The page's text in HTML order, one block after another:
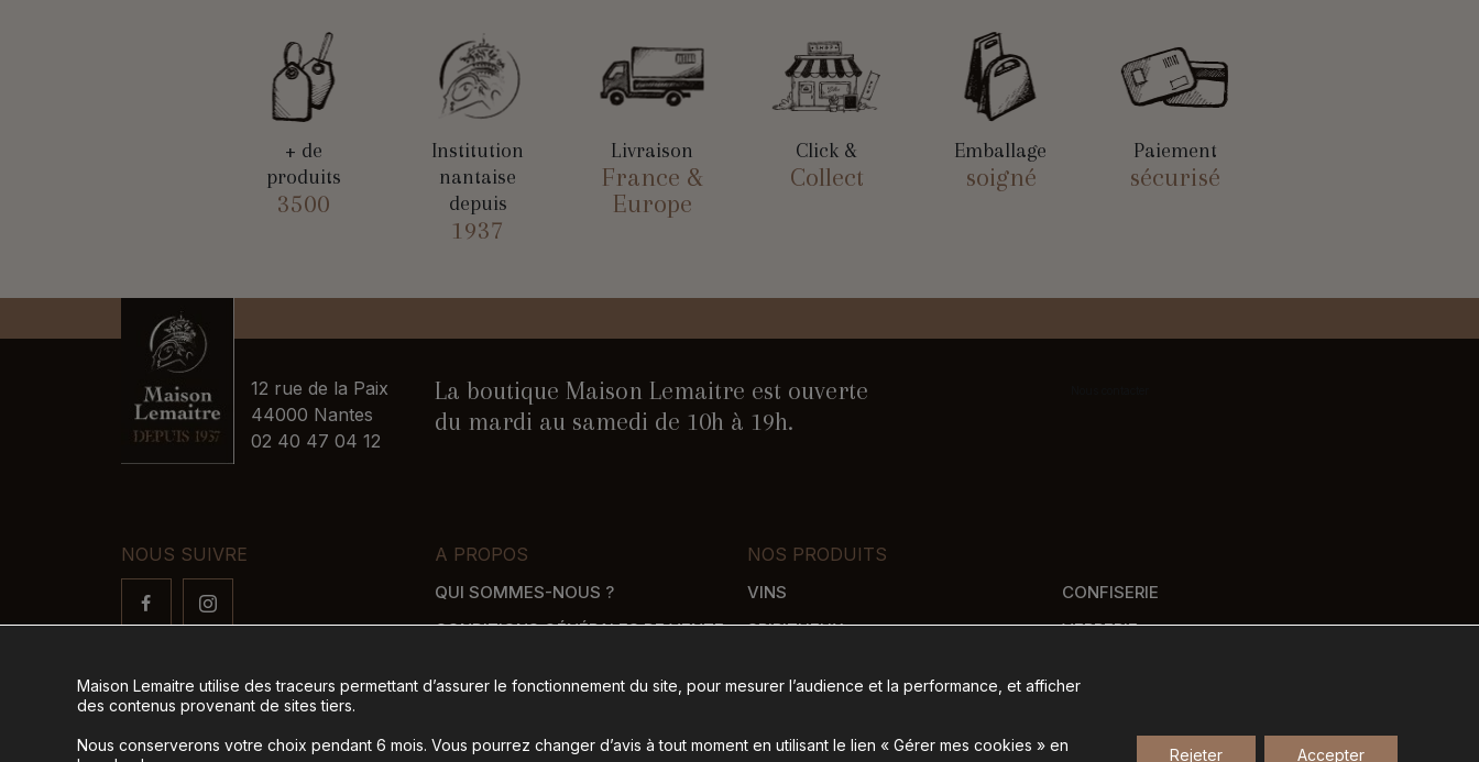
+ de
produits
3500
Institution
nantaise
depuis
1937
Livraison
France &
Europe
Click &
Collect
Emballage
soigné
Paiement
sécurisé
12 rue de la Paix
44000 Nantes
02 40 47 04 12
La boutique Maison Lemaitre est ouverte
du mardi au samedi de 10h à 19h.
NOUS SUIVRE A PROPOS
QUI SOMMES-NOUS ?
CONDITIONS GÉNÉRALES DE VENTE
MODES DE PAIEMENT
NOS PRODUITS
VINS
SPIRITUEUX
ÉPICERIE SUCRÉE
CONFISERIE
VERRERIE
Maison Lemaitre utilise des traceurs permettant d’assurer le fonctionnement du site, pour mesurer l’audience et la performance, et afficher
des contenus provenant de sites tiers.
Nous conserverons votre choix pendant 6 mois. Vous pourrez changer d’avis à tout moment en utilisant le lien « Gérer mes cookies » en
Accepter
Rejeter